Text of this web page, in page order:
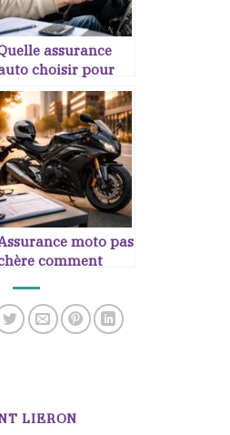
assurance
choisir pour
conducteur
moto pas
comment
LIERON